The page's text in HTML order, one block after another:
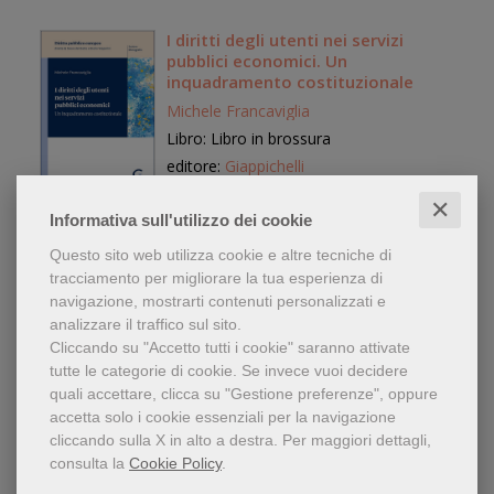
Informativa sull'utilizzo dei cookie ✕
Questo sito web utilizza cookie e altre tecniche di
tracciamento per migliorare la tua esperienza di
navigazione, mostrarti contenuti personalizzati e
analizzare il traffico sul sito.
Cliccando su "Accetto tutti i cookie" saranno attivate
tutte le categorie di cookie. Se invece vuoi decidere
quali accettare, clicca su "Gestione preferenze", oppure
accetta solo i cookie essenziali per la navigazione
cliccando sulla X in alto a destra. Per maggiori dettagli,
consulta la Cookie Policy.
I diritti degli utenti nei servizi
pubblici economici. Un
inquadramento costituzionale
Michele Francaviglia
Libro: Libro in brossura
editore: Giappichelli
41,00 €
Le conseguenze giuridiche per le
istituzioni dell’Unione Europea
dell’accertamento dell'illegittimità
dei propri atti
Nicole Lazzerini
Libro: Libro in brossura